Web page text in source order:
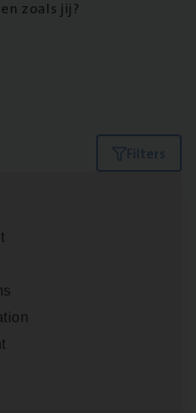
zoals jij?
Filters